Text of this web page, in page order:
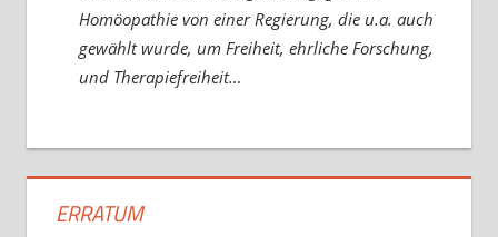
Homöopathie von einer Regierung, die u.a. auch
gewählt wurde, um Freiheit, ehrliche Forschung,
und Therapiefreiheit…
ERRATUM